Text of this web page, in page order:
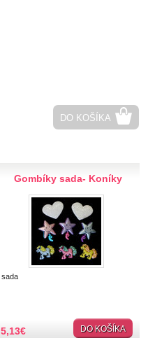
DO KOŠÍKA
Gombíky sada- Koníky
sada
5,13€ DO KOŠÍKA